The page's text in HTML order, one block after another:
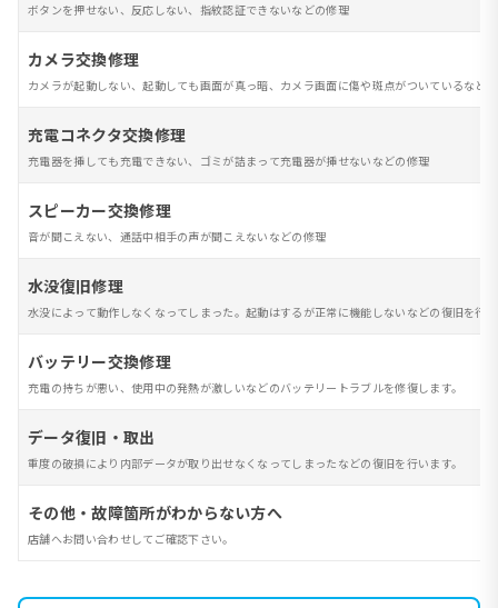
ボタンを押せない、反応しない、指紋認証できないなどの修理
カメラ交換修理
カメラが起動しない、起動しても画面が真っ暗、カメラ画面に傷や斑点がついているなど
充電コネクタ交換修理
充電器を挿しても充電できない、ゴミが詰まって充電器が挿せないなどの修理
スピーカー交換修理
音が聞こえない、通話中相手の声が聞こえないなどの修理
水没復旧修理
水没によって動作しなくなってしまった。起動はするが正常に機能しないなどの復旧を行
バッテリー交換修理
充電の持ちが悪い、使用中の発熱が激しいなどのバッテリートラブルを修復します。
データ復旧・取出
重度の破損により内部データが取り出せなくなってしまったなどの復旧を行います。
その他・故障箇所がわからない方へ
店舗へお問い合わせしてご確認下さい。